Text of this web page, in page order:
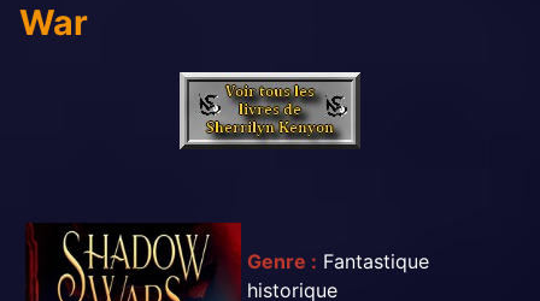
War
Genre : Fantastique
historique